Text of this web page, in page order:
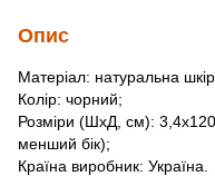
Опис
Матеріал: натуральна
Колір: чорний;
Розміри (ШхД, см):
менший бік);
Країна виробник: Україна.